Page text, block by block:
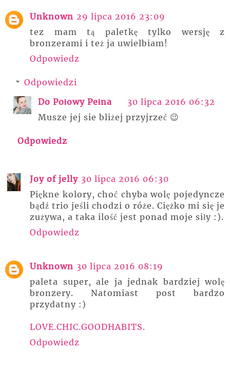
Unknown 29 lipca 2016 23:09
tez mam tą paletkę tylko wersję z
bronzerami i też ja uwielbiam!
Odpowiedz
Odpowiedzi
Do Połowy Pełna
30 lipca 2016 06:32
Musze jej sie bliżej przyjrzeć 😉
Odpowiedz
Joy of jelly 30 lipca 2016 06:30
Piękne kolory, choć chyba wolę pojedyncze
bądź trio jeśli chodzi o róże. Ciężko mi się je
zużywa, a taka ilość jest ponad moje siły :).
Odpowiedz
Unknown 30 lipca 2016 08:19
paleta super, ale ja jednak bardziej wolę
bronzery. Natomiast post bardzo
przydatny :)
LOVE.CHIC.GOODHABITS.
Odpowiedz